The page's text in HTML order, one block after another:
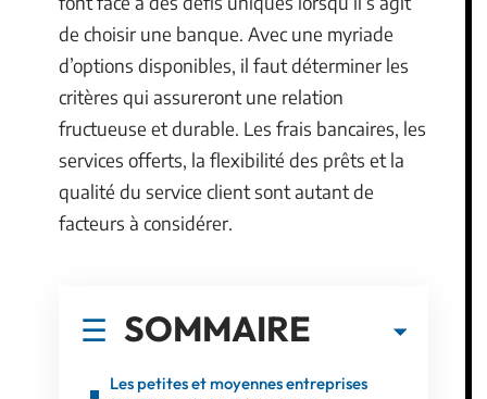
de choisir une banque. Avec une myriade
d’options disponibles, il faut déterminer les
critères qui assureront une relation
fructueuse et durable. Les frais bancaires, les
services offerts, la flexibilité des prêts et la
qualité du service client sont autant de
facteurs à considérer.
SOMMAIRE
Les petites et moyennes entreprises